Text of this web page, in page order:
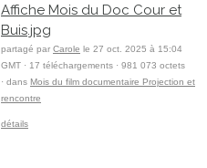
Affiche Mois du Doc Cour et
Buis.jpg
partagé par Carole le 27 oct. 2025 à 15:04
GMT · 17 téléchargements · 981 073 octets
· dans Mois du film documentaire Projection et
rencontre
détails